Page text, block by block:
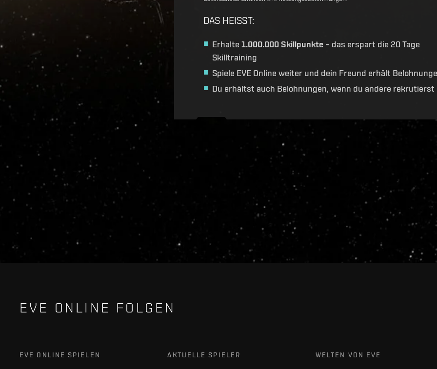
DAS HEISST :
Erhalte 1.000.000 Skillpunkte – das erspart die 20 Tage
Skilltraining
Spiele EVE Online weiter und dein Freund erhält
Du erhältst auch Belohnungen, wenn du andere rekrutierst
Recruitment service url to use: https://eve-web-user-live.evetech.net/api/v1 Flag is
EVE ONLINE FOLGEN
EVE ONLINE SPIELEN AKTUELLE SPIELER WELTEN VON EVE